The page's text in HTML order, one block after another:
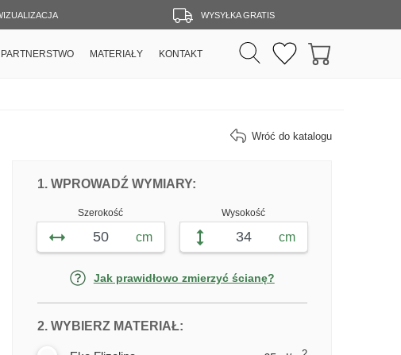
WYSYŁKA GRATIS
PARTNERSTWO MATERIAŁY KONTAKT
Wróć do katalogu
DOPASUJ FOTOTAPETĘ LIŚCIE
1. WPROWADŹ WYMIARY:FOTOTAPETY LIŚCIE
Szerokość
cm
Wysokość
cm
Jak prawidłowo zmierzyć ścianę?
2. WYBIERZ MATERIAŁ:DLA FOTOTAPETY LIŚCIE